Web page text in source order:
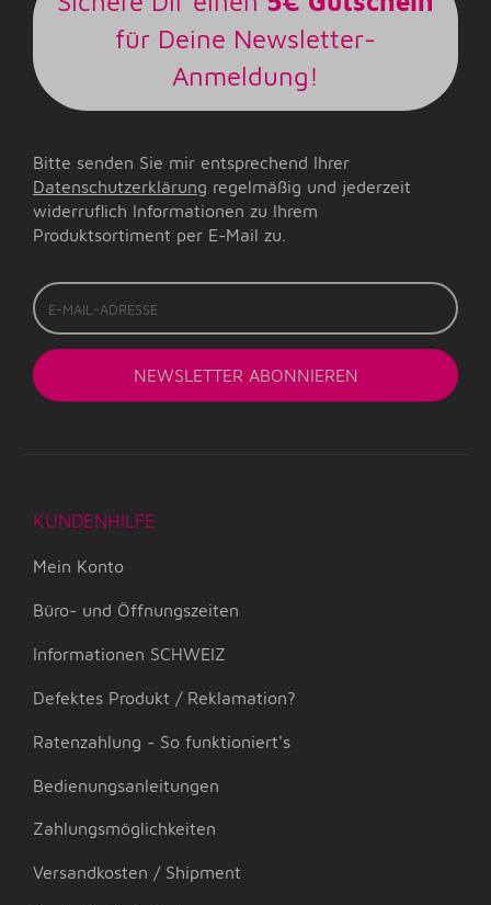
für Deine Newsletter-
Anmeldung!
Bitte senden Sie mir entsprechend Ihrer
Datenschutzerklärung regelmäßig und jederzeit
widerruflich Informationen zu Ihrem
Produktsortiment per E-Mail zu.
E-
Mail-
Adresse
NEWSLETTER ABONNIEREN
KUNDENHILFE
Mein Konto
Büro- und Öffnungszeiten
Informationen SCHWEIZ
Defektes Produkt / Reklamation?
Ratenzahlung - So funktioniert's
Bedienungsanleitungen
Zahlungsmöglichkeiten
Versandkosten / Shipment